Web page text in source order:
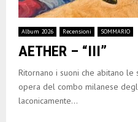
Album 2026 Recensioni SOMMARIO
AETHER – “III”
Ritornano i suoni che abitano
opera del combo milanese
laconicamente...